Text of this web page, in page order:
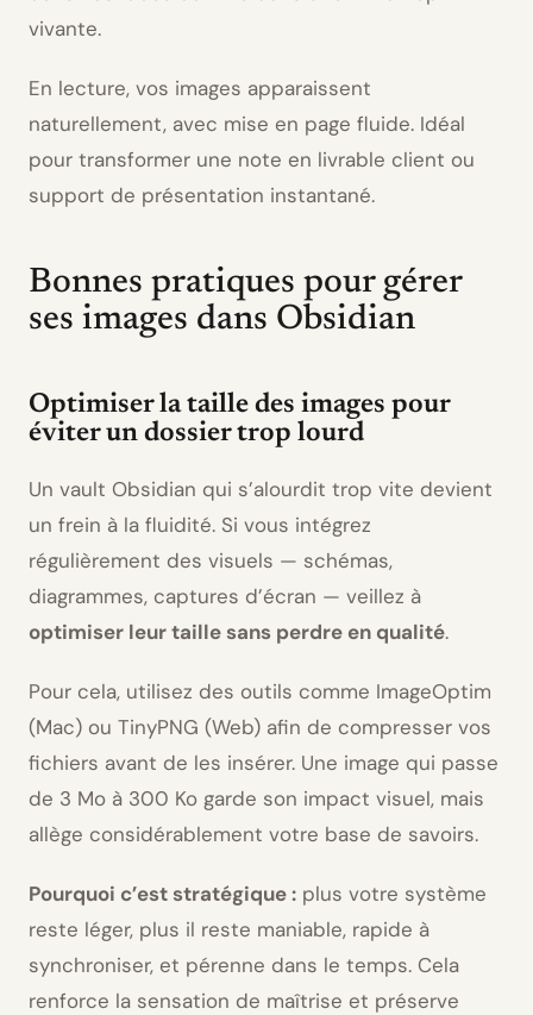
vivante.
En lecture, vos images apparaissent
naturellement, avec mise en page fluide. Idéal
pour transformer une note en livrable client ou
support de présentation instantané.
Bonnes pratiques pour gérer
ses images dans Obsidian
Optimiser la taille des images pour
éviter un dossier trop lourd
Un vault Obsidian qui s’alourdit trop vite devient
un frein à la fluidité. Si vous intégrez
régulièrement des visuels — schémas,
diagrammes, captures d’écran — veillez à
optimiser leur taille sans perdre en qualité.
Pour cela, utilisez des outils comme ImageOptim
(Mac) ou TinyPNG (Web) afin de compresser vos
fichiers avant de les insérer. Une image qui passe
de 3 Mo à 300 Ko garde son impact visuel, mais
allège considérablement votre base de savoirs.
Pourquoi c’est stratégique : plus votre système
reste léger, plus il reste maniable, rapide à
synchroniser, et pérenne dans le temps. Cela
renforce la sensation de maîtrise et préserve